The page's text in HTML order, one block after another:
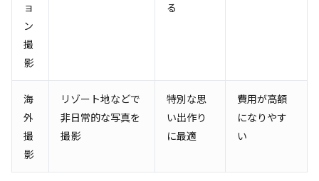
ョ
ン
撮
影
る
海
外
撮
影
リゾート地などで
非日常的な写真を
撮影
特別な思
い出作り
に最適
費用が高額
になりやす
い